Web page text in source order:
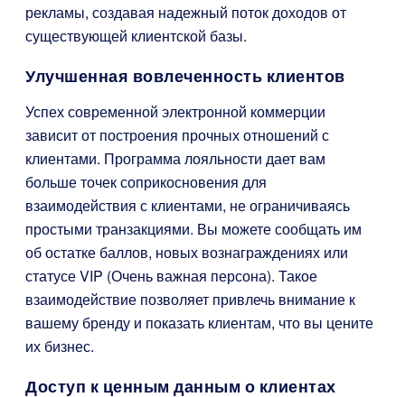
рекламы, создавая надежный поток доходов от
существующей клиентской базы.
Улучшенная вовлеченность клиентов
Успех современной электронной коммерции
зависит от построения прочных отношений с
клиентами. Программа лояльности дает вам
больше точек соприкосновения для
взаимодействия с клиентами, не ограничиваясь
простыми транзакциями. Вы можете сообщать им
об остатке баллов, новых вознаграждениях или
статусе VIP (Очень важная персона). Такое
взаимодействие позволяет привлечь внимание к
вашему бренду и показать клиентам, что вы цените
их бизнес.
Доступ к ценным данным о клиентах